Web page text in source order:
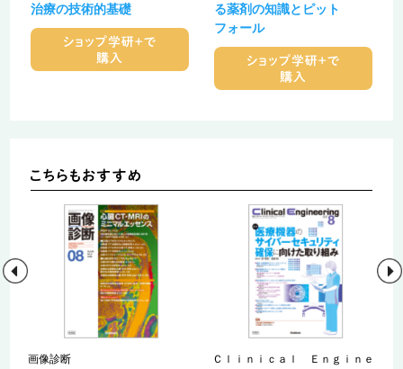
治療の技術的基礎
る薬剤の知識とピット
フォール
画像診断
Ｃｌｉｎｉｃａｌ Ｅｎｇｉｎｅ